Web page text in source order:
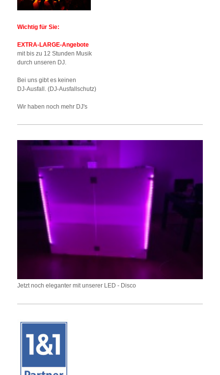
Wichtig für Sie:
EXTRA-LARGE-Angebote
mit bis zu 12 Stunden Musik
durch unseren DJ.
Bei uns gibt es keinen
DJ-Ausfall. (DJ-Ausfallschutz)
Wir haben noch mehr DJ's
Jetzt noch eleganter mit unserer LED - Disco